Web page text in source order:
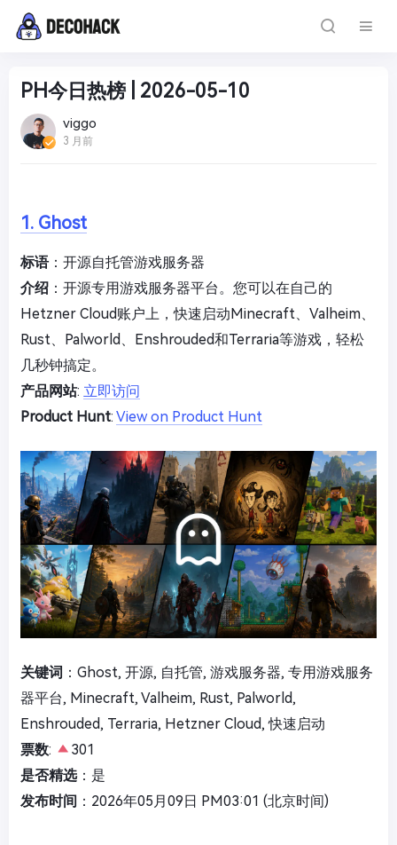
PH今日热榜 | 2026-05-10
viggo
3 月前
1. Ghost
标语：开源自托管游戏服务器
介绍 ：开源专用游戏服务器平台。您可以在自己的
Hetzner Cloud账户上，快速启动Minecraft、Valheim、
Rust、Palworld、Enshrouded和Terraria等游戏，轻松
几秒钟搞定。
产品网站: 立即访问
Product Hunt: View on Product Hunt
关键词 ：Ghost, 开源, 自托管, 游戏服务器, 专用游戏服务
器平台, Minecraft, Valheim, Rust, Palworld,
Enshrouded, Terraria, Hetzner Cloud, 快速启动
票数:
301
是否精选：是
发布时间 ：2026年05月09日 PM03:01 (北京时间)